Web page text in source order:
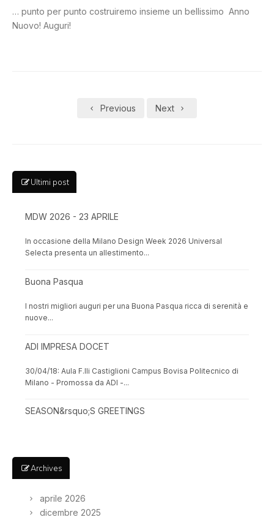
… punto per punto costruiremo insieme un bellissimo Anno
Nuovo! Auguri!
Previous Next
Ultimi post
MDW 2026 - 23 APRILE
In occasione della Milano Design Week 2026 Universal
Selecta presenta un allestimento...
Buona Pasqua
I nostri migliori auguri per una Buona Pasqua ricca di serenità e
nuove...
ADI IMPRESA DOCET
30/04/18: Aula F.lli Castiglioni Campus Bovisa Politecnico di
Milano - Promossa da ADI -...
SEASON&rsquo;S GREETINGS
Archives
aprile 2026
dicembre 2025